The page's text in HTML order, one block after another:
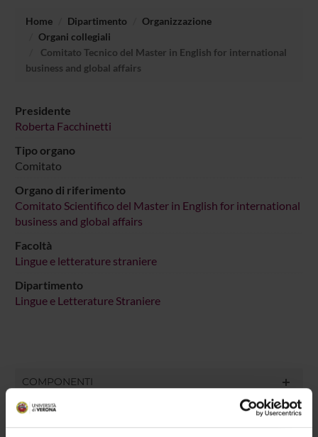
Home Dipartimento
Organizzazione
Organi collegiali
Comitato Tecnico del Master in English for international
business and global affairs
Presidente
Roberta Facchinetti
Tipo organo
Comitato
Organo di riferimento
Comitato Scientifico del Master in English for international
business and global affairs
Facoltà
Lingue e letterature straniere
Dipartimento
Lingue e Letterature Straniere
COMPONENTI
Silvia Cavalieri